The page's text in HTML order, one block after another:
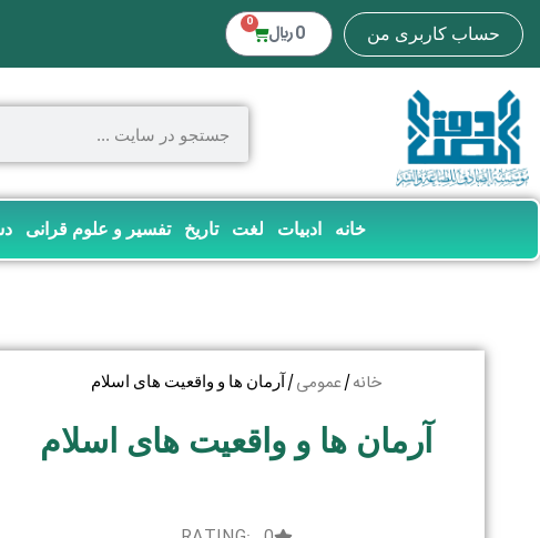
حساب کاربری من 0 ﷼ 0
خانه ادبیات لغت تاریخ تفسیر و علوم قرانی
خانه/عمومی/ آرمان ها و واقعیت های اسلام
آرمان ها و واقعیت های اسلام